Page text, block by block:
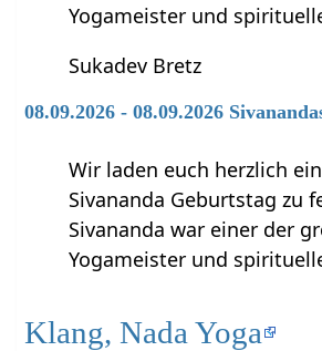
Yogameister und
Sukadev Bretz
08.09.2026 - 08.09.2026
Wir laden euch herzlich
Sivananda Geburtstag zu
Sivananda war einer der
Yogameister und
Klang, Nada Yoga